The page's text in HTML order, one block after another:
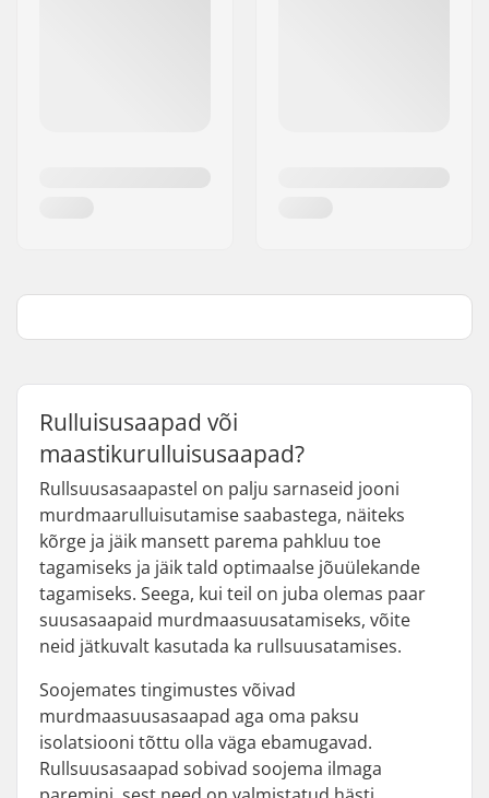
Rulluisusaapad või
maastikurulluisusaapad?
Rullsuusasaapastel on palju sarnaseid jooni
murdmaarulluisutamise saabastega, näiteks
kõrge ja jäik mansett parema pahkluu toe
tagamiseks ja jäik tald optimaalse jõuülekande
tagamiseks. Seega, kui teil on juba olemas paar
suusasaapaid murdmaasuusatamiseks, võite
neid jätkuvalt kasutada ka rullsuusatamises.
Soojemates tingimustes võivad
murdmaasuusasaapad aga oma paksu
isolatsiooni tõttu olla väga ebamugavad.
Rullsuusasaapad sobivad soojema ilmaga